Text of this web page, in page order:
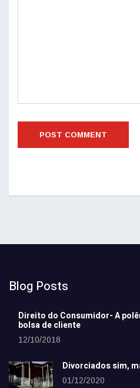
Blog Posts
Direito do Consumidor- A
bolsa de cliente
12/10/2018
Divorciados sim,
01/12/2020